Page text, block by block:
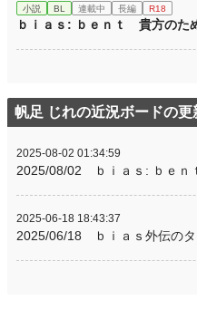
小説 BL 連載中 長編 R18
ｂｉａｓ: ｂｅｎｔ 貴方のた
帆足 じれの近況ボードの更
2025-08-02 01:34:59
2025/08/02 ｂｉａｓ: ｂｅｎ
2025-06-18 18:43:37
2025/06/18 ｂｉａｓ外伝のタ